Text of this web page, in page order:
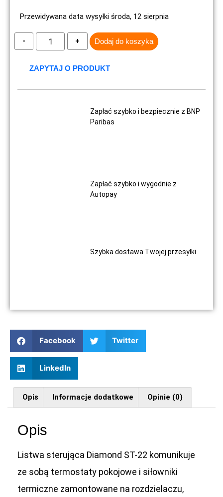
Facebook Twitter
LinkedIn
Przewidywana data wysyłki środa, 12 sierpnia
Dodaj do koszyka
ZAPYTAJ O PRODUKT
Zapłać szybko i bezpiecznie z BNP
Paribas
Zapłać szybko i wygodnie z
Autopay
Szybka dostawa Twojej przesyłki
Opis Informacje dodatkowe Opinie (0)
Opis
Listwa sterująca Diamond ST-22 komunikuje
ze sobą termostaty pokojowe i siłowniki
termiczne zamontowane na rozdzielaczu,